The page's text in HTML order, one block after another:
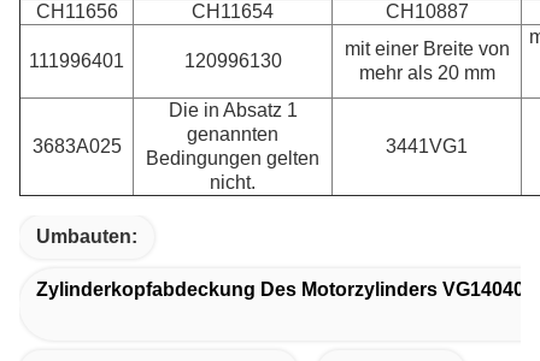
CH11656 CH11654 CH10887
111996401 120996130
mit einer Breite von
mehr als 20 mm
3683A025
Die in Absatz 1
genannten
Bedingungen gelten
nicht.
3441VG1
Umbauten:
Zylinderkopfabdeckung Des Motorzylinders